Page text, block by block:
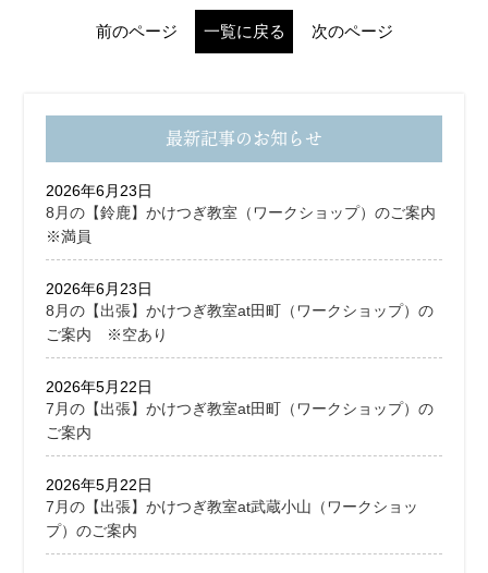
前のページ 一覧に戻る 次のページ
最新記事のお知らせ
8月の【鈴鹿】かけつぎ教室（ワークショップ）のご案内
※満員
2026年6月23日
8月の【出張】かけつぎ教室at田町（ワークショップ）の
ご案内 ※空あり
2026年6月23日
7月の【出張】かけつぎ教室at田町（ワークショップ）の
ご案内
2026年5月22日
7月の【出張】かけつぎ教室at武蔵小山（ワークショッ
プ）のご案内
2026年5月22日